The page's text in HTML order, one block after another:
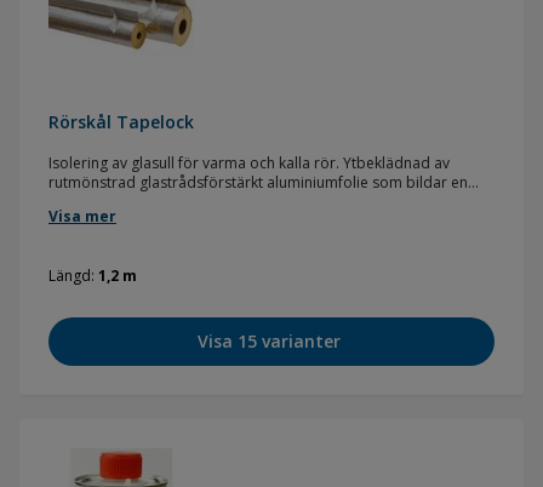
Rörskål Tapelock
Isolering av glasull för varma och kalla rör. Ytbeklädnad av
rutmönstrad glastrådsförstärkt aluminiumfolie som bildar en
Längd: 1200 mm. Högsta användnings temperatur: 200 °C. Max
Visa mer
Längd 1,2 m
Visa 15 varianter